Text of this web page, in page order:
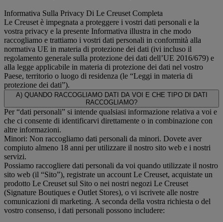
Informativa Sulla Privacy Di Le Creuset Completa
Le Creuset è impegnata a proteggere i vostri dati personali e la
vostra privacy e la presente Informativa illustra in che modo
raccogliamo e trattiamo i vostri dati personali in conformità alla
normativa UE in materia di protezione dei dati (ivi incluso il
regolamento generale sulla protezione dei dati dell’UE 2016/679) e
alla legge applicabile in materia di protezione dei dati nel vostro
Paese, territorio o luogo di residenza (le “Leggi in materia di
protezione dei dati”).
A) QUANDO RACCOGLIAMO DATI DA VOI E CHE TIPO DI DATI
RACCOGLIAMO?
Per “dati personali” si intende qualsiasi informazione relativa a voi e
che ci consente di identificarvi direttamente o in combinazione con
altre informazioni.
Minori: Non raccogliamo dati personali da minori. Dovete aver
compiuto almeno 18 anni per utilizzare il nostro sito web e i nostri
servizi.
Possiamo raccogliere dati personali da voi quando utilizzate il nostro
sito web (il “Sito”), registrate un account Le Creuset, acquistate un
prodotto Le Creuset sul Sito o nei nostri negozi Le Creuset
(Signature Boutiques e Outlet Stores), o vi iscrivete alle nostre
comunicazioni di marketing. A seconda della vostra richiesta o del
vostro consenso, i dati personali possono includere: